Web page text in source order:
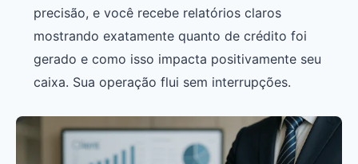
precisão, e você recebe relatórios claros
mostrando exatamente quanto de crédito foi
gerado e como isso impacta positivamente seu
caixa. Sua operação flui sem interrupções.